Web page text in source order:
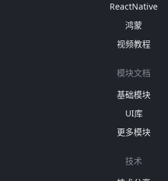
ReactNative
鸿蒙
视频教程
模块文档
基础模块
UI库
更多模块
技术